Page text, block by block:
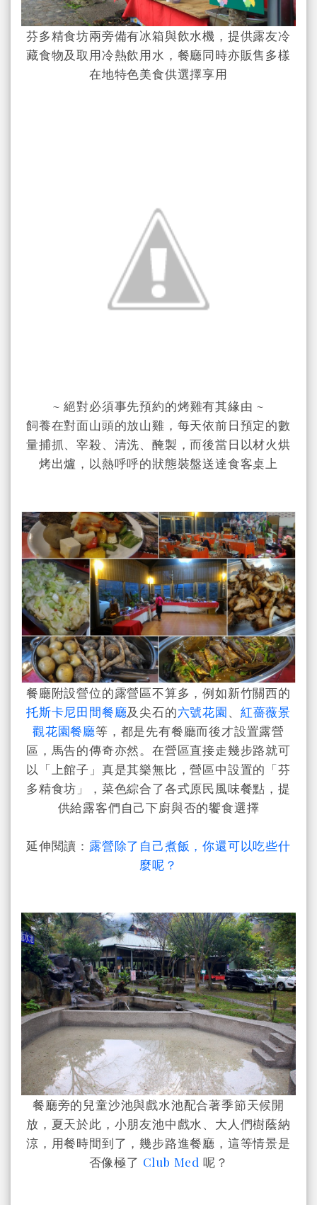
芬多精食坊兩旁備有冰箱與飲水機，提供露友冷
藏食物及取用冷熱飲用水，餐廳同時亦販售多樣
在地特色美食供選擇享用
~ 絕對必須事先預約的烤雞有其緣由 ~
飼養在對面山頭的放山雞，每天依前日預定的數
量捕抓、宰殺、清洗、醃製，而後當日以材火烘
烤出爐，以熱呼呼的狀態裝盤送達食客桌上
餐廳附設營位的露營區不算多，例如新竹關西的
托斯卡尼田間餐廳及尖石的六號花園、 紅薔薇景
觀花園餐廳等，都是先有餐廳而後才設置露營
區， 馬告的傳奇亦然。在營區直接走幾步路就可
以「上館子」真是其樂無比，營區中設置的「芬
多精食坊」，菜色綜合了各式原民風味餐點，提
供給露客們自己下廚與否的饗食選擇
延伸閱讀： 露營除了自己煮飯，你還可以吃些什
麼呢？
餐廳旁的兒童沙池與戲水池配合著季節天候開
放，夏天於此，小朋友池中戲水、大人們樹蔭納
涼，用餐時間到了，幾步路進餐廳，這等情景是
否像極了 Club Med 呢？